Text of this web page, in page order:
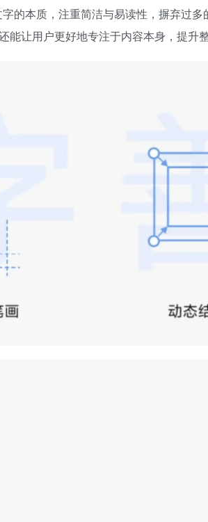
的本质，注重简洁与易读性，摒弃过
能让用户更好地专注于内容本身，提升